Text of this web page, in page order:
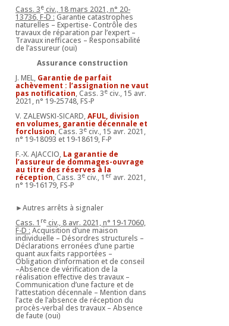
Cass. 3e civ., 18 mars 2021, n° 20-
13736, F-D : Garantie catastrophes
naturelles – Expertise- Contrôle des
travaux de réparation par l’expert –
Travaux inefficaces – Responsabilité
de l’assureur (oui)
Assurance construction
J. MEL, Garantie de parfait
achèvement : l’assignation ne vaut
pas notification, Cass. 3e civ., 15 avr.
2021, n° 19-25748, FS-P
V. ZALEWSKI-SICARD,AFUL, division
en volumes, garantie décennale et
forclusion, Cass. 3e civ., 15 avr. 2021,
n° 19-18093 et 19-18619, F-P
F.-X. AJACCIO, La garantie de
l’assureur de dommages-ouvrage
au titre des réserves à la
réception, Cass. 3e civ., 1 er avr. 2021,
n° 19-16179, FS-P
►Autres arrêts à signaler
Cass. 1 re civ., 8 avr. 2021, n° 19-17060,
F-D : Acquisition d’une maison
individuelle – Désordres structurels –
Déclarations erronées d’une partie
quant aux faits rapportées –
Obligation d’information et de conseil
–Absence de vérification de la
réalisation effective des travaux –
Communication d’une facture et de
l’attestation décennale – Mention dans
l’acte de l’absence de réception du
procès-verbal des travaux – Absence
de faute (oui)